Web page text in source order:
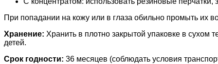
При попадании на кожу или в глаза обильно промыть их
Хранение: Хранить в плотно закрытой упаковке в
детей.
Срок годности: 36 месяцев (соблюдать условия